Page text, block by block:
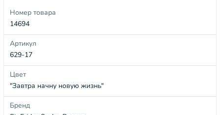
Номер товара
14694
Артикул
629-17
Цвет
"Завтра начну новую жизнь"
Бренд